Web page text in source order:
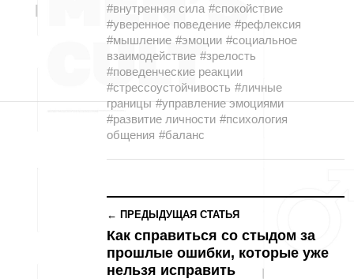
#внутренняя сила #спокойствие
#уверенное поведение #рефлексия
#мышление #эмоции #социальное
взаимодействие #зрелость
#поведенческие реакции
#стрессоустойчивость #личные
границы #управление эмоциями
#развитие личности #психология
общения #баланс
← ПРЕДЫДУЩАЯ СТАТЬЯ
Как справиться со стыдом за
прошлые ошибки, которые уже
нельзя исправить